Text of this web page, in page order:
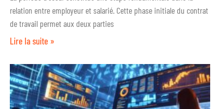
relation entre employeur et salarié. Cette phase initiale du contrat
de travail permet aux deux parties
Lire la suite »